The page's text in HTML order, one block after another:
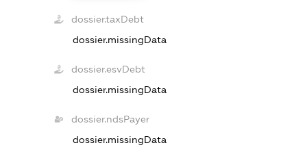
dossier.taxDebt
dossier.missingData
dossier.esvDebt
dossier.missingData
dossier.ndsPayer
dossier.missingData